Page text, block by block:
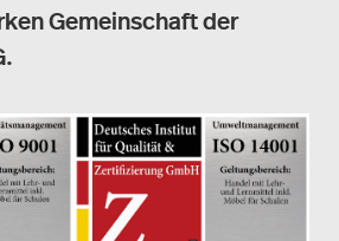
Gemeinschaft der